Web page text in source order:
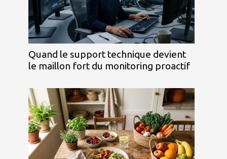
Quand le support technique devient
le maillon fort du monitoring proactif